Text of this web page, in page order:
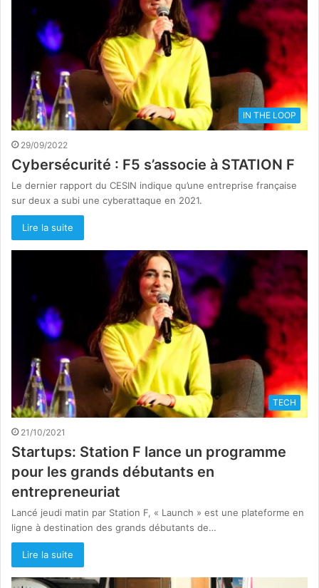
IN THE LOOP
29/09/2022
Cybersécurité : F5 s’associe à STATION F
Le dernier rapport du CESIN indique qu’une entreprise française
sur deux a subi une cyberattaque en 2021.
Lire la suite
TECH
21/10/2021
Startups: Station F lance un programme
pour les grands débutants en
entrepreneuriat
Lancé jeudi matin par Station F, « Launch » est une plateforme en
ligne à destination des grands débutants de…
Lire la suite